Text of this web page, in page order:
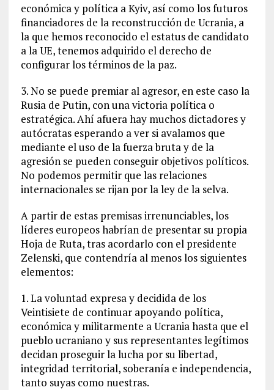
económica y política a Kyiv, así como los futuros
financiadores de la reconstrucción de Ucrania, a
la que hemos reconocido el estatus de candidato
a la UE, tenemos adquirido el derecho de
configurar los términos de la paz.
3. No se puede premiar al agresor, en este caso la
Rusia de Putin, con una victoria política o
estratégica. Ahí afuera hay muchos dictadores y
autócratas esperando a ver si avalamos que
mediante el uso de la fuerza bruta y de la
agresión se pueden conseguir objetivos políticos.
No podemos permitir que las relaciones
internacionales se rijan por la ley de la selva.
A partir de estas premisas irrenunciables, los
líderes europeos habrían de presentar su propia
Hoja de Ruta, tras acordarlo con el presidente
Zelenski, que contendría al menos los siguientes
elementos:
1. La voluntad expresa y decidida de los
Veintisiete de continuar apoyando política,
económica y militarmente a Ucrania hasta que el
pueblo ucraniano y sus representantes legítimos
decidan proseguir la lucha por su libertad,
integridad territorial, soberanía e independencia,
tanto suyas como nuestras.